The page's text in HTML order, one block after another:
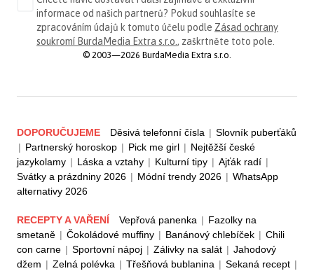
informace od našich partnerů? Pokud souhlasíte se
zpracováním údajů k tomuto účelu podle Zásad ochrany
soukromí BurdaMedia Extra s.r.o., zaškrtněte toto pole.
© 2003—2026 BurdaMedia Extra s.r.o.
DOPORUČUJEME Děsivá telefonní čísla | Slovník puberťáků
| Partnerský horoskop | Pick me girl | Nejtěžší české
jazykolamy | Láska a vztahy | Kulturní tipy | Ajťák radí |
Svátky a prázdniny 2026 | Módní trendy 2026 | WhatsApp
alternativy 2026
RECEPTY A VAŘENÍ Vepřová panenka | Fazolky na
smetaně | Čokoládové muffiny | Banánový chlebíček | Chili
con carne | Sportovní nápoj | Zálivky na salát | Jahodový
džem | Zelná polévka | Třešňová bublanina | Sekaná recept |